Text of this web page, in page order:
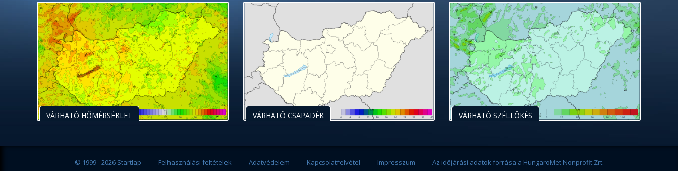
VÁRHATÓ HŐMÉRSÉKLET VÁRHATÓ CSAPADÉK VÁRHATÓ SZÉLLÖKÉS
© 1999 - 2026 Startlap Felhasználási feltételek Adatvédelem Kapcsolatfelvétel Impresszum Az időjárási adatok forrása a HungaroMet Nonprofit Zrt.